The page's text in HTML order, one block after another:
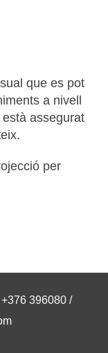
que es pot
a nivell
està assegurat
per
396080 /